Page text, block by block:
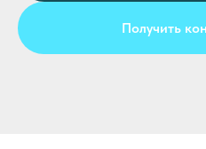
Получить